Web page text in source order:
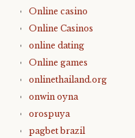
Online casino
Online Casinos
online dating
Online games
onlinethailand.org
onwin oyna
orospuya
pagbet brazil